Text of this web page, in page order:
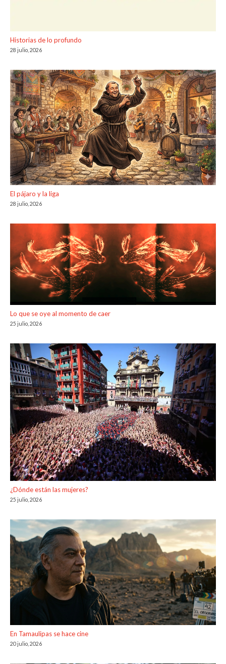
Historias de lo profundo
28 julio, 2026
El pájaro y la liga
28 julio, 2026
Lo que se oye al momento de caer
25 julio, 2026
¿Dónde están las mujeres?
25 julio, 2026
En Tamaulipas se hace cine
20 julio, 2026